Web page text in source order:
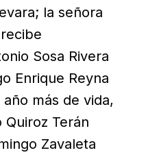
la señora
Sosa Rivera
Enrique Reyna
más de vida,
Terán
Zavaleta